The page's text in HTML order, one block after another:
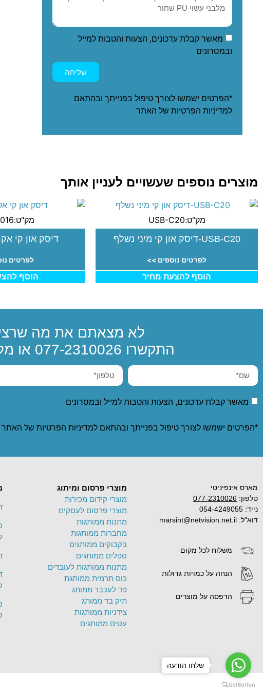
מאשר קבלת עדכונים, הצעות והטבות למייל
ובמסרונים
שליחה
*הפרטים ישמשו לצורך טיפול בפנייתך ובהתאם
למדיניות הפרטיות של האתר
מוצרים נוספים שעשויים לעניין אותך
מק"ט:USB-C20
USB-C20-דיסק און קי מיני נשלף
לפרטים נוספים >>
הוסף להצעת מחיר
מק"ט:LWU-1016
דיסק און קי
לפרטים
הוסף
לא מצאתם את מה
התקשרו 077-2310026 או
מאשר קבלת עדכונים, הצעות והטבות למייל ובמסרונים
*הפרטים ישמשו לצורך טיפול בפנייתך ובהתאם למדיניות הפרטיות של האתר
מארס אינפיניטי
טלפון: 077-2310026
נייד: 054-4249055
דוא"ל: marsint@netvision.net.il
משלוח לכל מקום
הנחה על כמויות גדולות
הדפסה על מוצרים
מוצרי פרסום ומיתוג
מוצרי קידום מכירות
מוצרי פרסום לעסקים
מתנות ממותגות
מחברות ממותגות
בקבוקים ממותגים
ספלים ממותגים
מתנות ממותגות לעובדים
כוס תרמית ממותגת
פד לעכבר ממותג
תיק בד ממותג
צידניות ממותגות
עטים ממותגים
שלחו הודעה